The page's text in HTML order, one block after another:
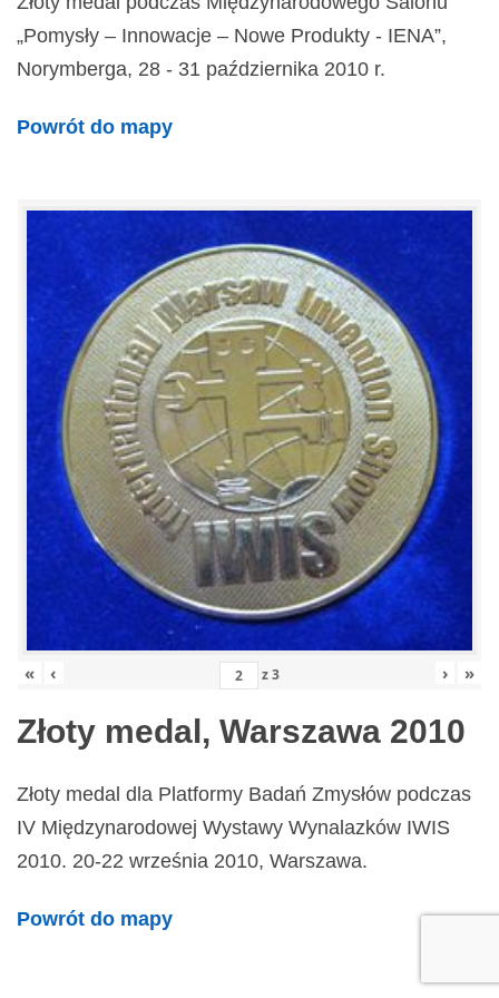
„Pomysły – Innowacje – Nowe Produkty - IENA”,
Norymberga, 28 - 31 października 2010 r.
Powrót do mapy
« ‹ z3 › »
Złoty medal, Warszawa 2010
Złoty medal dla Platformy Badań Zmysłów podczas
IV Międzynarodowej Wystawy Wynalazków IWIS
2010. 20-22 września 2010, Warszawa.
Powrót do mapy